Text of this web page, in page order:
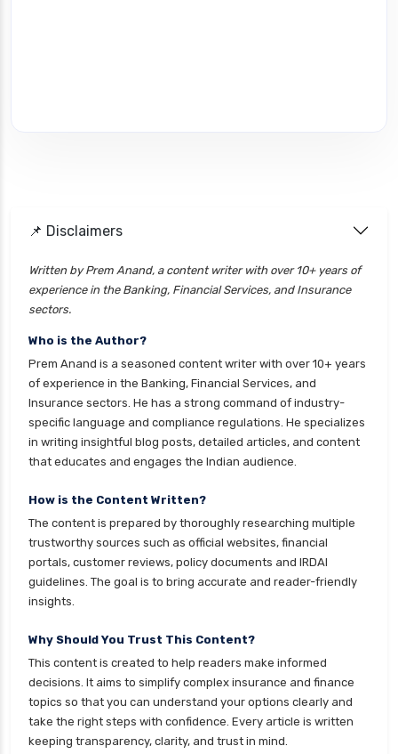
📌 Disclaimers
Written by Prem Anand, a content writer with over 10+ years of
experience in the Banking, Financial Services, and Insurance
sectors.
Who is the Author?
Prem Anand is a seasoned content writer with over 10+ years
of experience in the Banking, Financial Services, and
Insurance sectors. He has a strong command of industry-
specific language and compliance regulations. He specializes
in writing insightful blog posts, detailed articles, and content
that educates and engages the Indian audience.
How is the Content Written?
The content is prepared by thoroughly researching multiple
trustworthy sources such as official websites, financial
portals, customer reviews, policy documents and IRDAI
guidelines. The goal is to bring accurate and reader-friendly
insights.
Why Should You Trust This Content?
This content is created to help readers make informed
decisions. It aims to simplify complex insurance and finance
topics so that you can understand your options clearly and
take the right steps with confidence. Every article is written
keeping transparency, clarity, and trust in mind.